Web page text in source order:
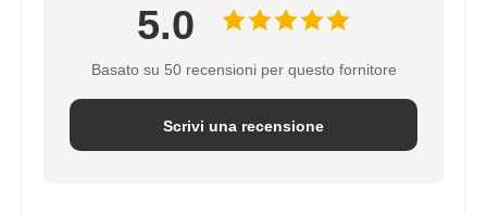
5.0
Basato su 50 recensioni per questo fornitore
Scrivi una recensione